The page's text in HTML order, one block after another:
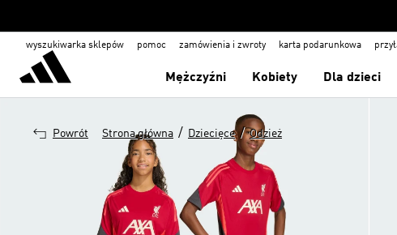
wyszukiwarka sklepów pomoc zamówienia i zwroty karta podarunkowa
Mężczyźni Kobiety Dla dzieci
Powrót Strona główna / Dziecięce / Odzież